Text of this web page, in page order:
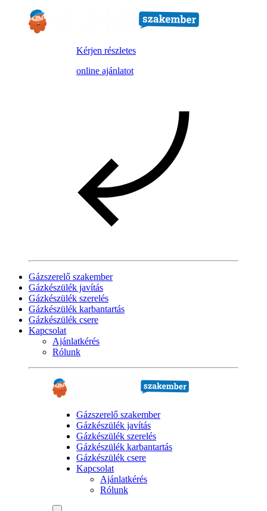
Kérjen részletes
online ajánlatot
Gázszerelő szakember
Gázkészülék javítás
Gázkészülék szerelés
Gázkészülék karbantartás
Gázkészülék csere
Kapcsolat
Ajánlatkérés
Rólunk
Gázszerelő szakember
Gázkészülék javítás
Gázkészülék szerelés
Gázkészülék karbantartás
Gázkészülék csere
Kapcsolat
Ajánlatkérés
Rólunk